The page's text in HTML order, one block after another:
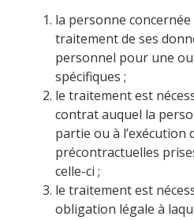
la personne
traitement de ses
personnel pour une
spécifiques ;
le traitement est
contrat auquel la
partie ou à l’exécution
précontractuelles
celle-ci ;
le traitement est
obligation légale à